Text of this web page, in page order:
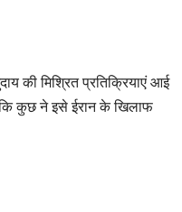
की मिश्रित प्रतिक्रियाएं आई
कुछ ने इसे ईरान के खिलाफ